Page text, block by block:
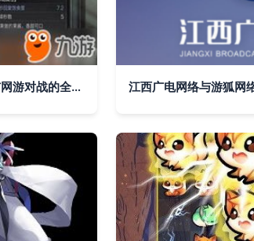
《丛林之狐》体验指南 单机闯关与网游对战的全方位介绍 江西广电网络与游狐网